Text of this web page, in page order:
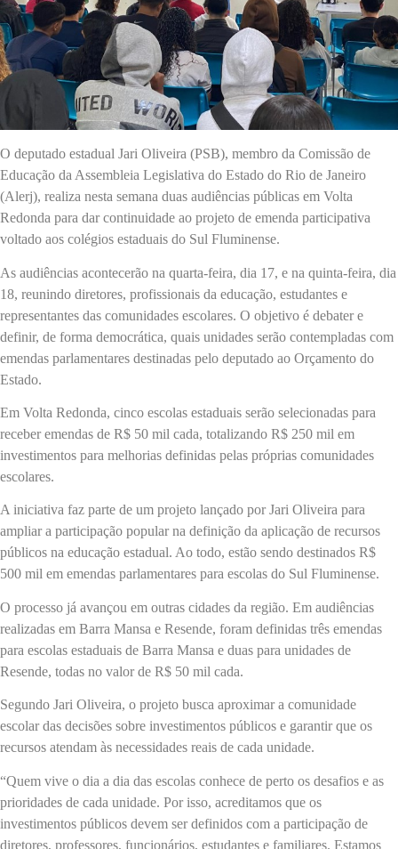
O deputado estadual Jari Oliveira (PSB), membro da Comissão de
Educação da Assembleia Legislativa do Estado do Rio de Janeiro
(Alerj), realiza nesta semana duas audiências públicas em Volta
Redonda para dar continuidade ao projeto de emenda participativa
voltado aos colégios estaduais do Sul Fluminense.
As audiências acontecerão na quarta-feira, dia 17, e na quinta-feira, dia
18, reunindo diretores, profissionais da educação, estudantes e
representantes das comunidades escolares. O objetivo é debater e
definir, de forma democrática, quais unidades serão contempladas com
emendas parlamentares destinadas pelo deputado ao Orçamento do
Estado.
Em Volta Redonda, cinco escolas estaduais serão selecionadas para
receber emendas de R$ 50 mil cada, totalizando R$ 250 mil em
investimentos para melhorias definidas pelas próprias comunidades
escolares.
A iniciativa faz parte de um projeto lançado por Jari Oliveira para
ampliar a participação popular na definição da aplicação de recursos
públicos na educação estadual. Ao todo, estão sendo destinados R$
500 mil em emendas parlamentares para escolas do Sul Fluminense.
O processo já avançou em outras cidades da região. Em audiências
realizadas em Barra Mansa e Resende, foram definidas três emendas
para escolas estaduais de Barra Mansa e duas para unidades de
Resende, todas no valor de R$ 50 mil cada.
Segundo Jari Oliveira, o projeto busca aproximar a comunidade
escolar das decisões sobre investimentos públicos e garantir que os
recursos atendam às necessidades reais de cada unidade.
“Quem vive o dia a dia das escolas conhece de perto os desafios e as
prioridades de cada unidade. Por isso, acreditamos que os
investimentos públicos devem ser definidos com a participação de
diretores, professores, funcionários, estudantes e familiares. Estamos